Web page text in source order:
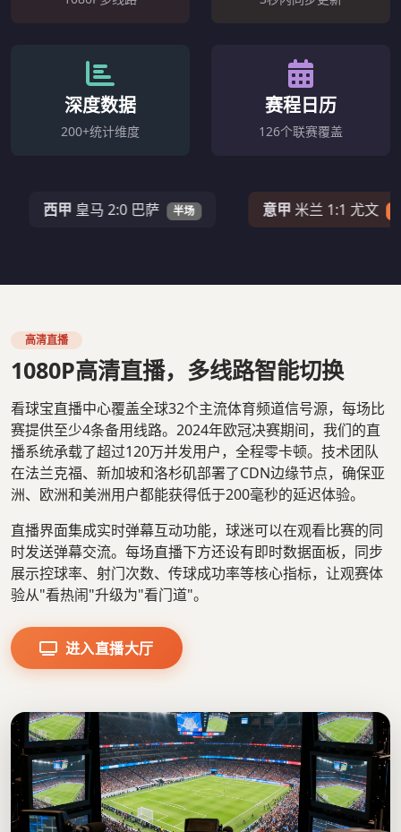
深度数据
200+统计维度
赛程日历
126个联赛覆盖
皇马 2:0 巴萨 半场 米兰 1:1 尤文 67'
高清直播
1080P高清直播，多线路智能切换
看球宝直播中心覆盖全球32个主流体育频道信号源，每场比
赛提供至少4条备用线路。2024年欧冠决赛期间，我们的直
播系统承载了超过120万并发用户，全程零卡顿。技术团队
在法兰克福、新加坡和洛杉矶部署了CDN边缘节点，确保亚
洲、欧洲和美洲用户都能获得低于200毫秒的延迟体验。
直播界面集成实时弹幕互动功能，球迷可以在观看比赛的同
时发送弹幕交流。每场直播下方还设有即时数据面板，同步
展示控球率、射门次数、传球成功率等核心指标，让观赛体
验从"看热闹"升级为"看门道"。
进入直播大厅